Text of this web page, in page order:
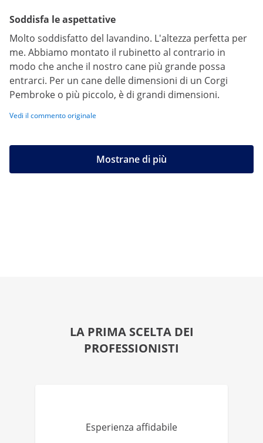
Soddisfa le aspettative
Molto soddisfatto del lavandino. L'altezza perfetta per
me. Abbiamo montato il rubinetto al contrario in
modo che anche il nostro cane più grande possa
entrarci. Per un cane delle dimensioni di un Corgi
Pembroke o più piccolo, è di grandi dimensioni.
Vedi il commento originale
Mostrane di più
LA PRIMA SCELTA DEI
PROFESSIONISTI
Esperienza affidabile